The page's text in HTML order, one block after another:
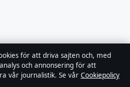
för att driva sajten och, med
och annonsering för att
vår journalistik. Se vår Cookiepolicy